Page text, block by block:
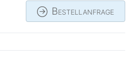
Bestellanfrage